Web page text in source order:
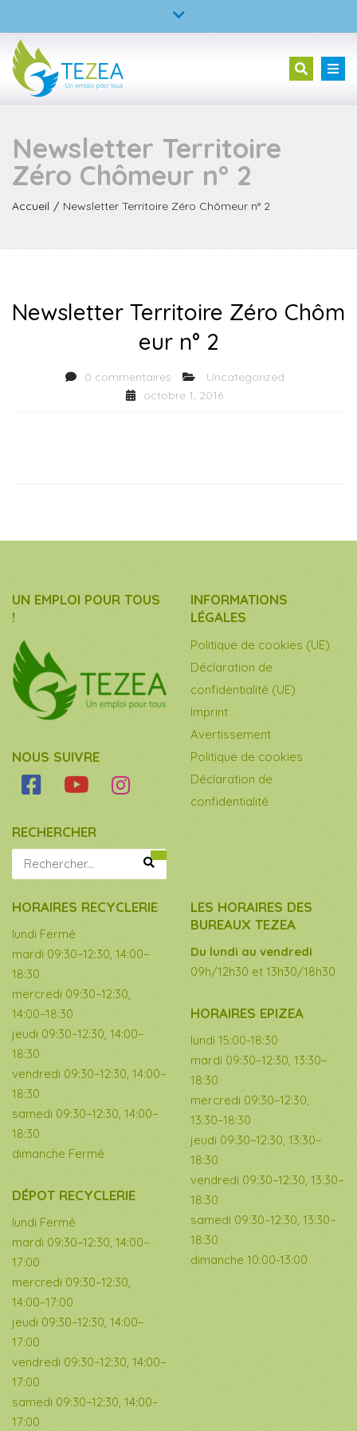
TEZEA – L’entreprise à but d’emploi
02 23 30 99 05
Fermer
supérieure
Newsletter Territoire
Zéro Chômeur n° 2
Accueil Newsletter Territoire Zéro Chômeur n° 2
Newsletter Territoire Zéro Chôm
eur n° 2
0 commentaires
Uncategorized
octobre 1, 2016
UN EMPLOI POUR TOUS
!
NOUS SUIVRE
RECHERCHER
INFORMATIONS
LÉGALES
Politique de cookies (UE)
Déclaration de
confidentialité (UE)
Imprint
Avertissement
Politique de cookies
Déclaration de
confidentialité
HORAIRES RECYCLERIE
lundi Fermé
mardi 09:30–12:30, 14:00–
18:30
mercredi 09:30–12:30,
14:00–18:30
jeudi 09:30–12:30, 14:00–
18:30
vendredi 09:30–12:30, 14:00–
18:30
samedi 09:30–12:30, 14:00–
18:30
dimanche Fermé
DÉPOT RECYCLERIE
lundi Fermé
mardi 09:30–12:30, 14:00–
17:00
mercredi 09:30–12:30,
14:00–17:00
jeudi 09:30–12:30, 14:00–
17:00
vendredi 09:30–12:30, 14:00–
17:00
samedi 09:30–12:30, 14:00–
17:00
LES HORAIRES DES
BUREAUX TEZEA
Du lundi au vendredi
09h/12h30 et 13h30/18h30
HORAIRES EPIZEA
lundi 15:00-18:30
mardi 09:30–12:30, 13:30–
18:30
mercredi 09:30–12:30,
13:30–18:30
jeudi 09:30–12:30, 13:30–
18:30
vendredi 09:30–12:30, 13:30–
18:30
samedi 09:30–12:30, 13:30–
18:30
dimanche 10:00-13:00